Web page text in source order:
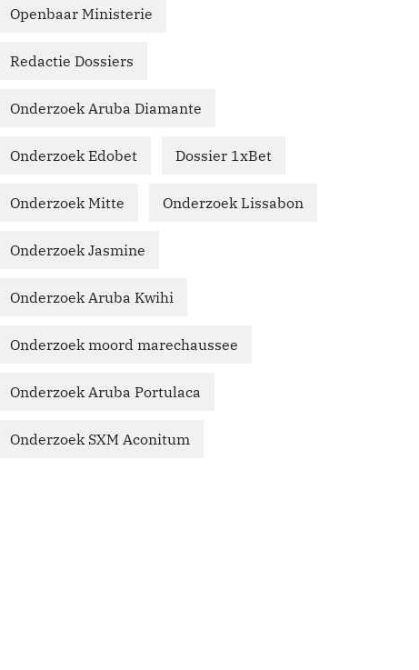
Openbaar Ministerie
Redactie Dossiers
Onderzoek Aruba Diamante
Onderzoek Edobet Dossier 1xBet
Onderzoek Mitte Onderzoek Lissabon
Onderzoek Jasmine
Onderzoek Aruba Kwihi
Onderzoek moord marechaussee
Onderzoek Aruba Portulaca
Onderzoek SXM Aconitum